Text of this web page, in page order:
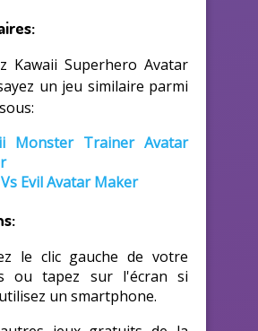
Kawaii Superhero Avatar
un jeu similaire parmi
Monster Trainer Avatar
Evil Avatar Maker
le clic gauche de votre
ou tapez sur l'écran si
un smartphone.